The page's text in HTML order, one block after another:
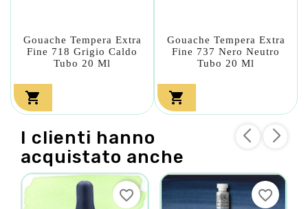
Gouache Tempera Extra
Fine 718 Grigio Caldo
Tubo 20 Ml

Gouache Tempera Extra
Fine 737 Nero Neutro
Tubo 20 Ml

I clienti hanno
acquistato anche
favorite_border favorite_border